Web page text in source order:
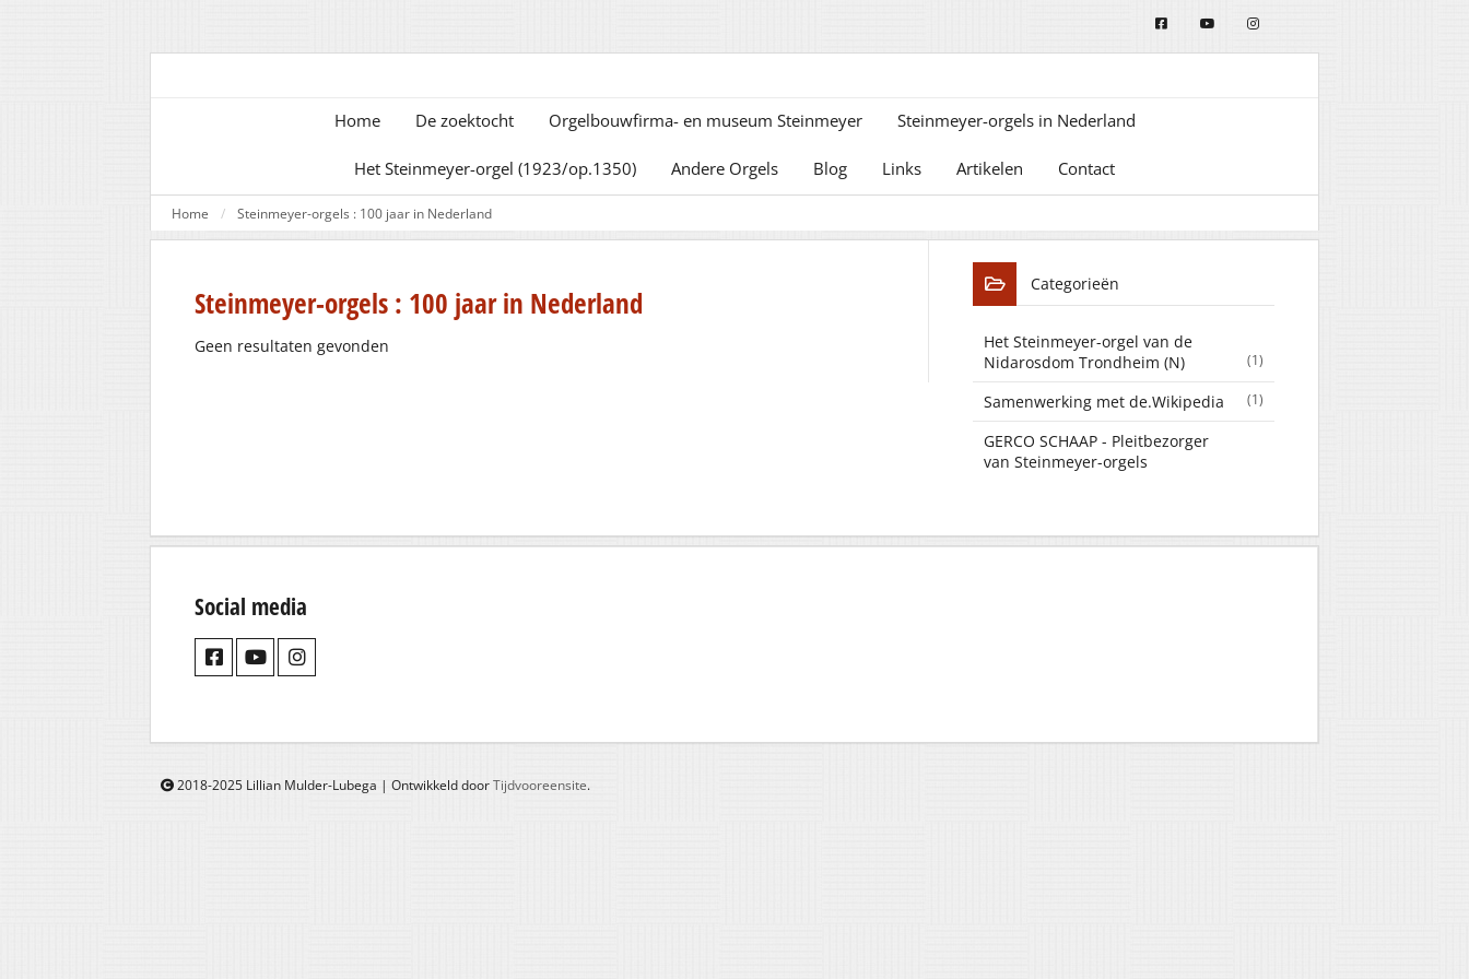
Home De zoektocht Orgelbouwfirma- en museum Steinmeyer Steinmeyer-orgels in Nederland
Het Steinmeyer-orgel (1923/op.1350) Andere Orgels Blog Links Artikelen Contact
Home Steinmeyer-orgels : 100 jaar in Nederland
Steinmeyer-orgels : 100 jaar in Nederland
Geen resultaten gevonden
Categorieën
Het Steinmeyer-orgel van de
Nidarosdom Trondheim (N)
(1)
Samenwerking met de.Wikipedia (1)
GERCO SCHAAP - Pleitbezorger
van Steinmeyer-orgels
Social media
2018-2025 Lillian Mulder-Lubega | Ontwikkeld doorTijdvooreensite.